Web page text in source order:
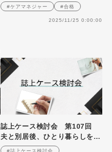
務研修受講試験」合格発表があ
りました
#ケアマネジャー #合格
2025/11/25 0:00:00
誌上ケース検討会 第107回
夫と別居後、ひとり暮らしを続
ける高齢女性への支援を考える
#誌上ケース検討会